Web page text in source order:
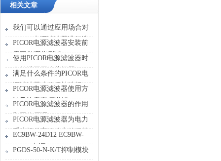
相关文章
我们可以通过应用场合对
PICOR电源滤波器进行选
型
PICOR电源滤波器安装前
需要做哪些测试？
使用PICOR电源滤波器时
自然避不开这些问题
满足什么条件的PICOR电
源滤波器才值得被选择？
PICOR电源滤波器使用方
法及注意事项详解
PICOR电源滤波器的作用
和工作原理
PICOR电源滤波器为电力
系统提供高效稳定的保护
EC9BW-24D12 EC9BW-
24D15电源CINCON
PGDS-50-N-K/T抑制模块